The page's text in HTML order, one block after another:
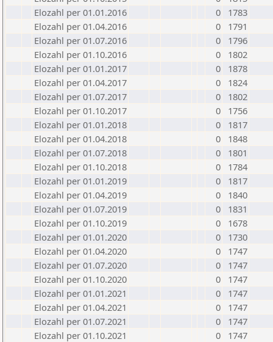
Elozahl per 01.01.2016
0
1783
Elozahl per 01.04.2016
0
1791
Elozahl per 01.07.2016
0
1796
Elozahl per 01.10.2016
0
1802
Elozahl per 01.01.2017
0
1878
Elozahl per 01.04.2017
0
1824
Elozahl per 01.07.2017
0
1802
Elozahl per 01.10.2017
0
1756
Elozahl per 01.01.2018
0
1817
Elozahl per 01.04.2018
0
1848
Elozahl per 01.07.2018
0
1801
Elozahl per 01.10.2018
0
1784
Elozahl per 01.01.2019
0
1817
Elozahl per 01.04.2019
0
1840
Elozahl per 01.07.2019
0
1831
Elozahl per 01.10.2019
0
1678
Elozahl per 01.01.2020
0
1730
Elozahl per 01.04.2020
0
1747
Elozahl per 01.07.2020
0
1747
Elozahl per 01.10.2020
0
1747
Elozahl per 01.01.2021
0
1747
Elozahl per 01.04.2021
0
1747
Elozahl per 01.07.2021
0
1747
Elozahl per 01.10.2021
0
1747